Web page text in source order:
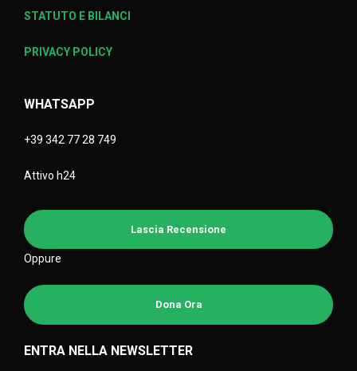
STATUTO E BILANCI
PRIVACY POLICY
WHATSAPP
+39 342 77 28 749
Attivo h24
Lascia Recensione
Oppure
Dona Ora
ENTRA NELLA NEWSLETTER